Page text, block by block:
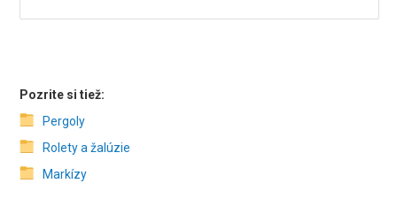
Pozrite si tiež:
Pergoly
Rolety a žalúzie
Markízy